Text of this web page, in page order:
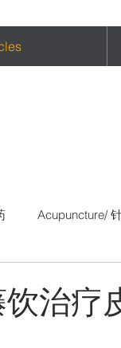
Acupuncture/
饮治疗